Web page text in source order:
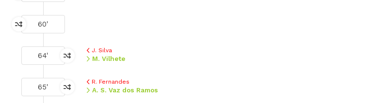
60'
64'
J. Silva
M. Vilhete
65'
R. Fernandes
A. S. Vaz dos Ramos